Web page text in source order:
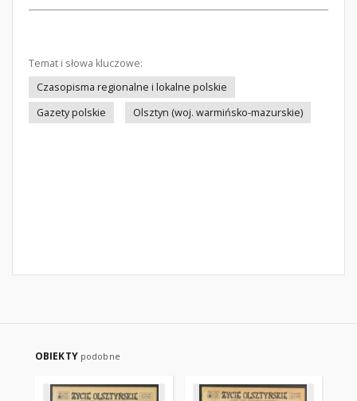
Temat i słowa kluczowe:
Czasopisma regionalne i lokalne polskie
Gazety polskie
Olsztyn (woj. warmińsko-mazurskie)
OBIEKTY podobne